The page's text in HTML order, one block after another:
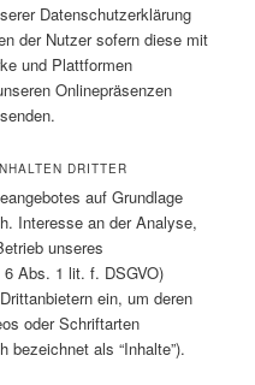
Datenschutzerklärung
der Nutzer sofern diese mit
und Plattformen
Onlinepräsenzen
DRITTER
auf Grundlage
Interesse an der Analyse,
unseres
Abs. 1 lit. f. DSGVO)
ein, um deren
oder Schriftarten
bezeichnet als “Inhalte”).